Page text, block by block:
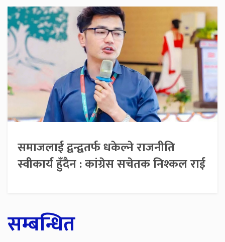
समाजलाई द्वन्द्वतर्फ धकेल्ने राजनीति
स्वीकार्य हुँदैन : कांग्रेस सचेतक निश्कल राई
सम्बन्धित